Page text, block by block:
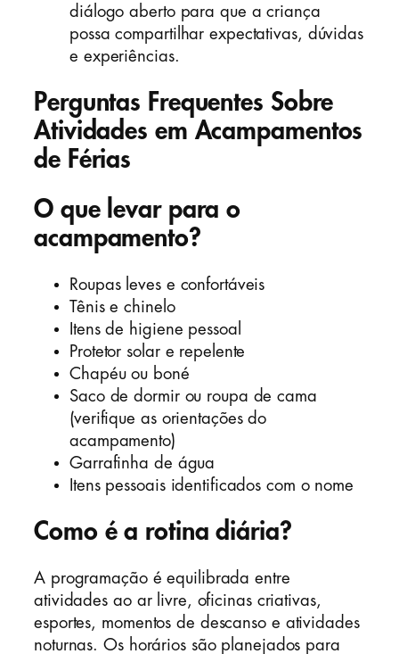
diálogo aberto para que a criança
possa compartilhar expectativas, dúvidas
e experiências.
Perguntas Frequentes Sobre
Atividades em Acampamentos
de Férias
O que levar para o
acampamento?
Roupas leves e confortáveis
Tênis e chinelo
Itens de higiene pessoal
Protetor solar e repelente
Chapéu ou boné
Saco de dormir ou roupa de cama
(verifique as orientações do
acampamento)
Garrafinha de água
Itens pessoais identificados com o nome
Como é a rotina diária?
A programação é equilibrada entre
atividades ao ar livre, oficinas criativas,
esportes, momentos de descanso e atividades
noturnas. Os horários são planejados para